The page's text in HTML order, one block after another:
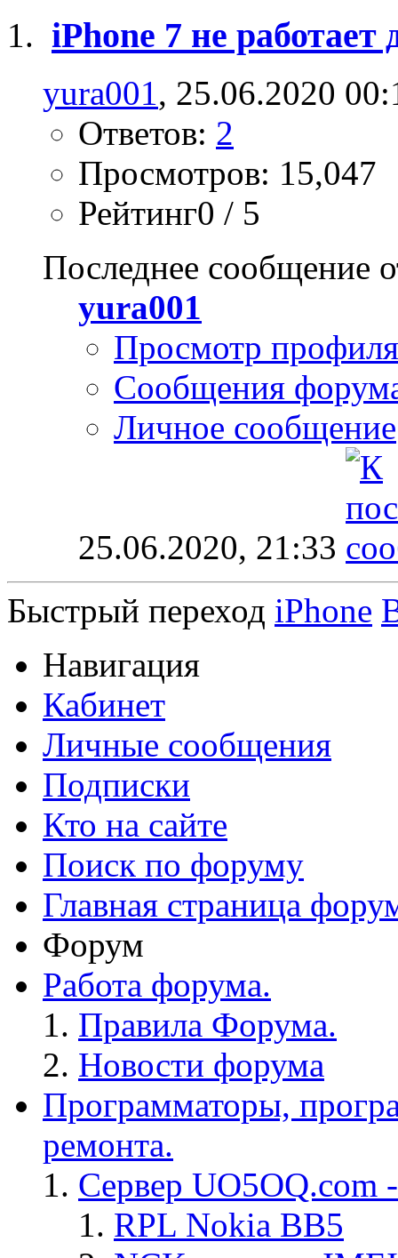
iPhone 7 не
yura001 , 25.06.2020
Ответов: 2
Просмотров: 15,047
Рейтинг0 / 5
Последнее сообщение
yura001
Просмотр профиля
Сообщения
Личное сообщение
25.06.2020, 21:33
Быстрый переход iPhone
Навигация
Кабинет
Личные сообщения
Подписки
Кто на сайте
Поиск по форуму
Главная страница
Форум
Работа форума.
Правила Форума.
Новости форума
Программаторы,
ремонта.
Сервер
RPL Nokia BB5